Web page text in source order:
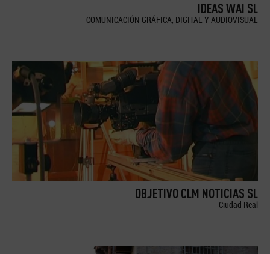
IDEAS WAI SL
COMUNICACIÓN GRÁFICA, DIGITAL Y AUDIOVISUAL
OBJETIVO CLM NOTICIAS SL
Ciudad Real